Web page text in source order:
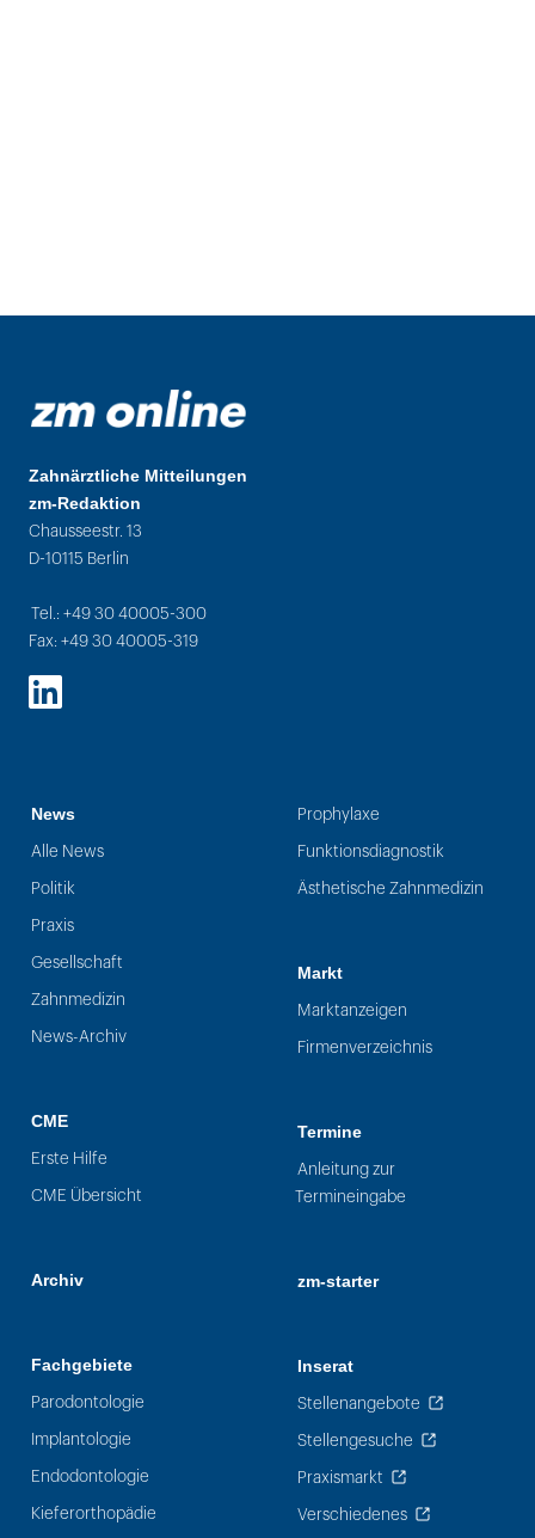
Zahnärztliche Mitteilungen
zm-Redaktion
Chausseestr. 13
D-10115 Berlin
Tel.: +49 30 40005-300
Fax: +49 30 40005-319
LinkedIn
News
Alle News
Politik
Praxis
Gesellschaft
Zahnmedizin
News-Archiv
CME
Erste Hilfe
CME Übersicht
Archiv
Fachgebiete
Parodontologie
Implantologie
Endodontologie
Kieferorthopädie
Prophylaxe
Funktionsdiagnostik
Ästhetische Zahnmedizin
Markt
Marktanzeigen
Firmenverzeichnis
Termine
Anleitung zur
Termineingabe
zm-starter
Inserat
Stellenangebote
Stellengesuche
Praxismarkt
Verschiedenes